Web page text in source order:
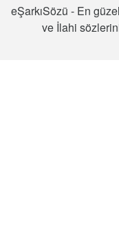
eŞarkıSözü - En
ve İlahi